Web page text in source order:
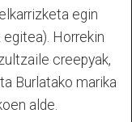
egin
Horrekin
creepyak,
Burlatako marika
alde.